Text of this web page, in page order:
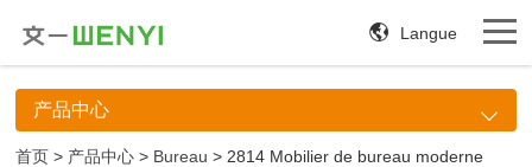
Langue
产品中心
首页 > 产品中心 > Bureau > 2814 Mobilier de bureau moderne